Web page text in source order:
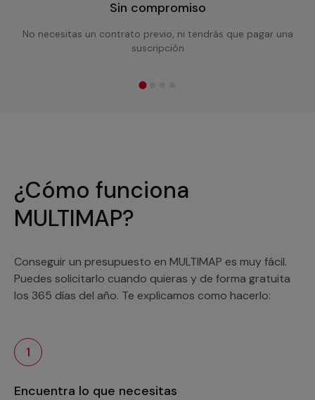
Sin compromiso
No necesitas un contrato previo, ni tendrás que pagar una
suscripción
¿Cómo funciona
MULTIMAP?
Conseguir un presupuesto en MULTIMAP es muy fácil.
Puedes solicitarlo cuando quieras y de forma gratuita
los 365 días del año. Te explicamos como hacerlo:
1
Encuentra lo que necesitas